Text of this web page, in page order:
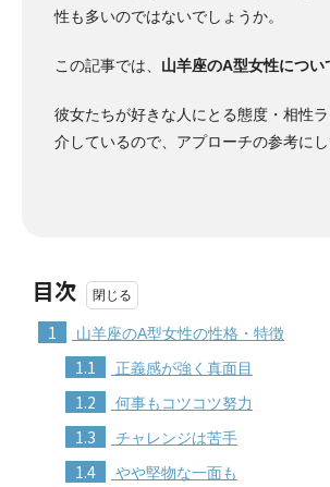
性も多いのではないでしょうか。
この記事では、 山羊座のA型女性につい
彼女たちが好きな人にとる態度・相性
介しているので、アプローチの参考にし
目次
1 山羊座のA型女性の性格・特徴
1.1 正義感が強く真面目
1.2 何事もコツコツ努力
1.3 チャレンジは苦手
1.4 やや堅物な一面も